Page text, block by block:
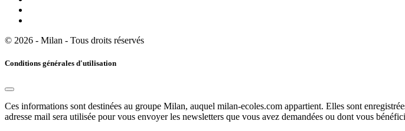
© 2026 - Milan - Tous droits réservés
Conditions générales d'utilisation
Ces informations sont destinées au groupe Milan, auquel milan-ecoles.com appartient. Elles sont
adresse mail sera utilisée pour vous envoyer les newsletters que vous avez demandées ou dont vous